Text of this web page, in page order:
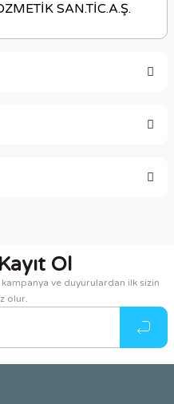
SAN.TİC.A.Ş.
ederiz.
görüntülenemiyor.
bulunuyor.
Ol
ve duyurulardan ilk sizin
olur.